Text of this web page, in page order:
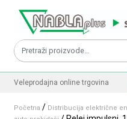
Pretraži:
Veleprodajna online trgovina
Početna / Distribucija električne